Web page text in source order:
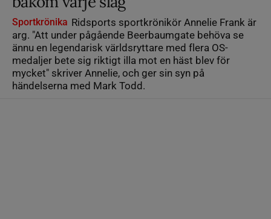
Sportkrönika Ridsports sportkrönikör Annelie Frank är
arg. "Att under pågående Beerbaumgate behöva se
ännu en legendarisk världsryttare med flera OS-
medaljer bete sig riktigt illa mot en häst blev för
mycket" skriver Annelie, och ger sin syn på
händelserna med Mark Todd.